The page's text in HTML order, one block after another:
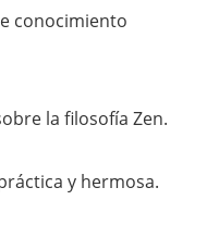
conocimiento
la filosofía Zen.
y hermosa.